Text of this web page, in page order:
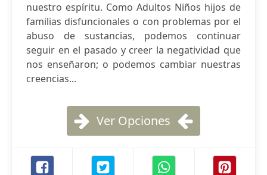
nuestro espíritu. Como Adultos Niños hijos de
familias disfuncionales o con problemas por el
abuso de sustancias, podemos continuar
seguir en el pasado y creer la negatividad que
nos enseñaron; o podemos cambiar nuestras
creencias...
Ver Opciones